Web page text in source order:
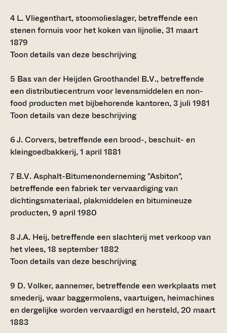
4 L. Vliegenthart, stoomolieslager, betreffende een
stenen fornuis voor het koken van lijnolie, 31 maart
1879
Toon details van deze beschrijving
5 Bas van der Heijden Groothandel B.V., betreffende
een distributiecentrum voor levensmiddelen en non-
food producten met bijbehorende kantoren, 3 juli 1981
Toon details van deze beschrijving
6J. Corvers, betreffende een brood-, beschuit- en
kleingoedbakkerij, 1 april 1881
7 B.V. Asphalt-Bitumenonderneming "Asbiton",
betreffende een fabriek ter vervaardiging van
dichtingsmateriaal, plakmiddelen en bitumineuze
producten, 9 april 1980
8J.A. Heij, betreffende een slachterij met verkoop van
het vlees, 18 september 1882
Toon details van deze beschrijving
9 D. Volker, aannemer, betreffende een werkplaats met
smederij, waar baggermolens, vaartuigen, heimachines
en dergelijke worden vervaardigd en hersteld, 20 maart
1883